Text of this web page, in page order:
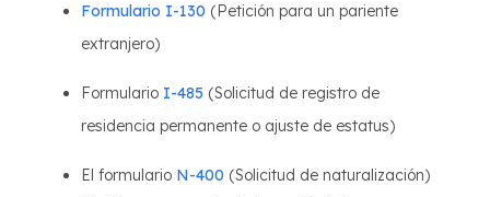
Formulario I-130 (Petición para un pariente
extranjero)
Formulario I-485 (Solicitud de registro de
residencia permanente o ajuste de estatus)
El formulario N-400 (Solicitud de naturalización)